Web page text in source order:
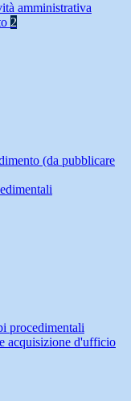
amministrativa
2
(da pubblicare
procedimentali
acquisizione d'ufficio